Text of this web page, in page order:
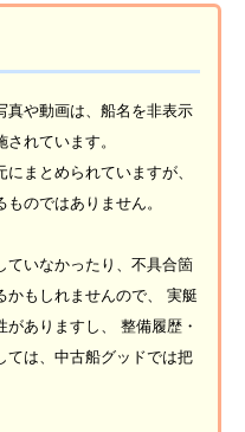
真や動画は、船名を非表示
れています。
まとめられていますが、
のではありません。
ていなかったり、不具合箇
かもしれませんので、 実艇
ありますし、 整備履歴・
ては、中古船グッドでは把